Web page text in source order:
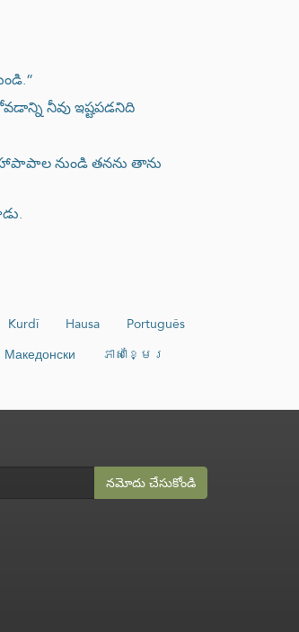
నీవు ఇష్టపడనిది
నుండి తనను తాను
Kurdî Hausa
Português
Македонски
ភាសាខ្មែរ
నమోదు చేసుకోండి